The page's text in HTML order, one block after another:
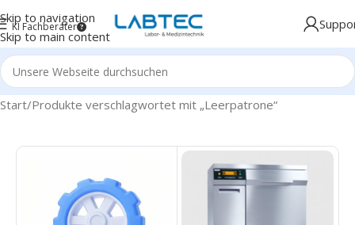
Skip to navigation
Skip to main content
KI Fachberater
Start Produkte verschlagwortet mit „Leerpatrone“